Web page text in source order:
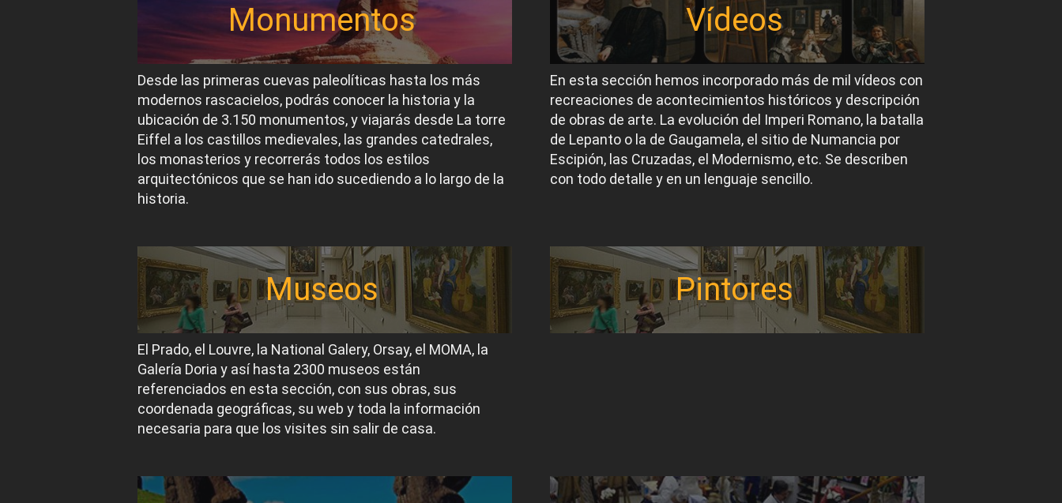
Monumentos
Desde las primeras cuevas paleolíticas hasta los más
modernos rascacielos, podrás conocer la historia y la
ubicación de 3.150 monumentos, y viajarás desde La torre
Eiffel a los castillos medievales, las grandes catedrales,
los monasterios y recorrerás todos los estilos
arquitectónicos que se han ido sucediendo a lo largo de la
historia.
Vídeos
En esta sección hemos incorporado más de mil vídeos con
recreaciones de acontecimientos históricos y descripción
de obras de arte. La evolución del Imperi Romano, la batalla
de Lepanto o la de Gaugamela, el sitio de Numancia por
Escipión, las Cruzadas, el Modernismo, etc. Se describen
con todo detalle y en un lenguaje sencillo.
Museos
El Prado, el Louvre, la National Galery, Orsay, el MOMA, la
Galería Doria y así hasta 2300 museos están
referenciados en esta sección, con sus obras, sus
coordenada geográficas, su web y toda la información
necesaria para que los visites sin salir de casa.
Pintores